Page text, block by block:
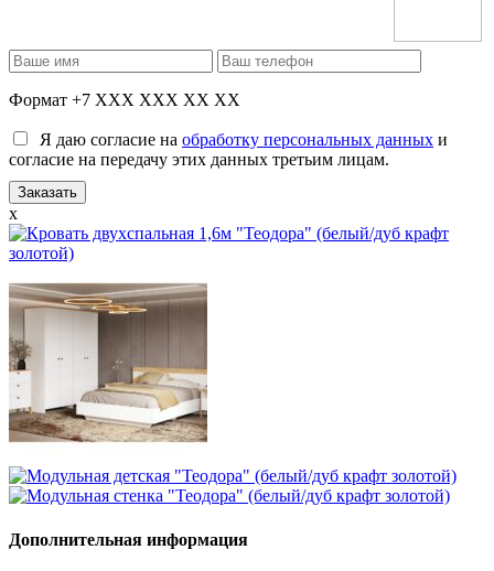
Формат +7 XXX XXX XX XX
Я даю согласие на обработку персональных данных и
согласие на передачу этих данных третьим лицам.
x
Дополнительная информация